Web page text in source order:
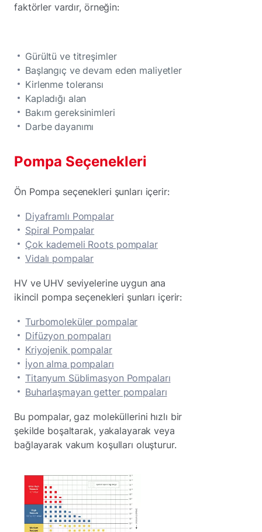
faktörler vardır, örneğin:
Gürültü ve titreşimler
Başlangıç ve devam eden maliyetler
Kirlenme toleransı
Kapladığı alan
Bakım gereksinimleri
Darbe dayanımı
Pompa Seçenekleri
Ön Pompa seçenekleri şunları içerir:
Diyaframlı Pompalar
Spiral Pompalar
Çok kademeli Roots pompalar
Vidalı pompalar
HV ve UHV seviyelerine uygun ana
ikincil pompa seçenekleri şunları içerir:
Turbomoleküler pompalar
Difüzyon pompaları
Kriyojenik pompalar
İyon alma pompaları
Titanyum Süblimasyon Pompaları
Buharlaşmayan getter pompaları
Bu pompalar, gaz moleküllerini hızlı bir
şekilde boşaltarak, yakalayarak veya
bağlayarak vakum koşulları oluşturur.